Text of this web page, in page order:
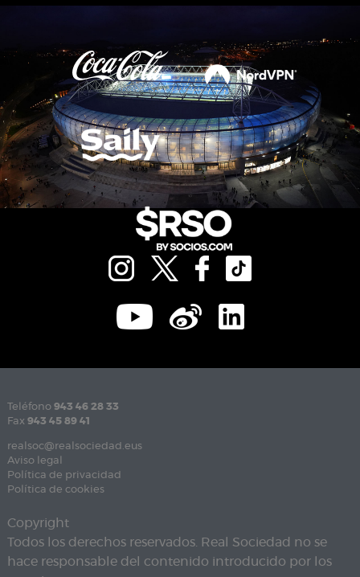
Teléfono 943 46 28 33
Fax 943 45 89 41
realsoc@realsociedad.eus
Aviso legal
Política de privacidad
Política de cookies
Copyright
Todos los derechos reservados. Real Sociedad no se
hace responsable del contenido introducido por los